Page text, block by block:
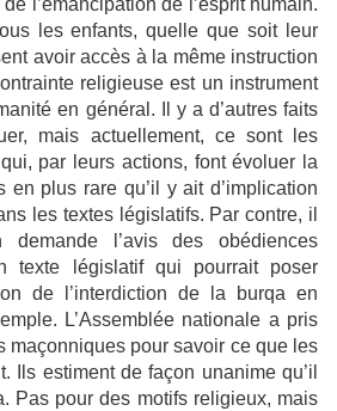
l’émancipation de l’esprit humain.
les enfants, quelle que soit leur
avoir accès à la même instruction
religieuse est un instrument
en général. Il y a d’autres faits
mais actuellement, ce sont les
par leurs actions, font évoluer la
en plus rare qu’il y ait d’implication
les textes législatifs. Par contre, il
l’avis des obédiences
texte législatif qui pourrait poser
de l’interdiction de la burqa en
L’Assemblée nationale a pris
maçonniques pour savoir ce que les
Ils estiment de façon unanime qu’il
Pas pour des motifs religieux, mais